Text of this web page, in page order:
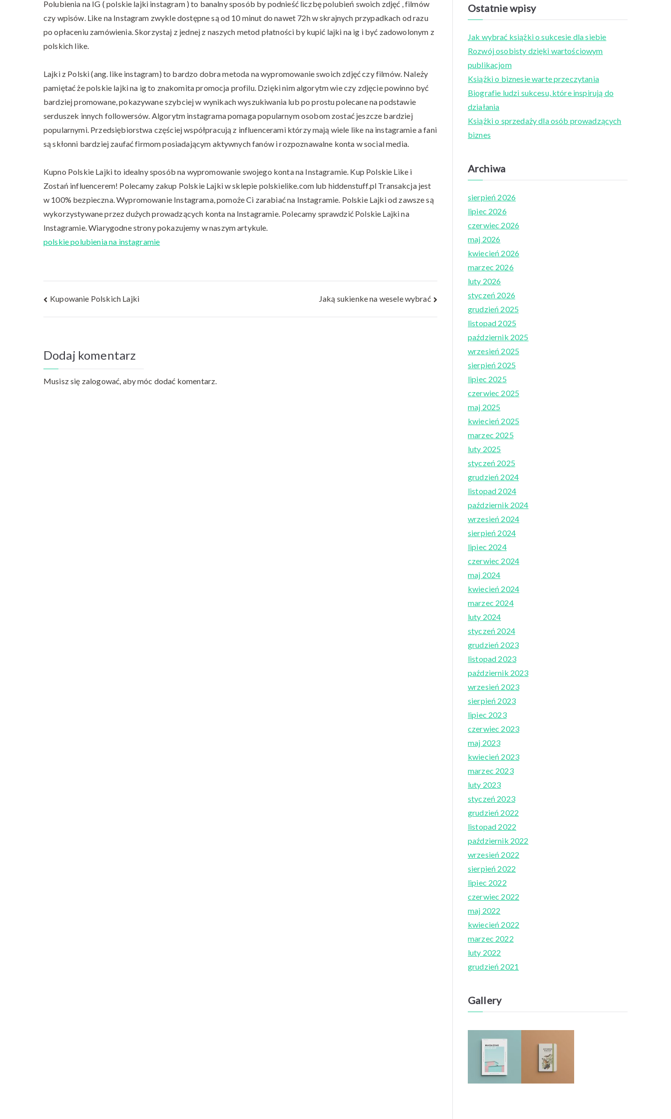
Polskie
Lajki?
Polubienia na IG ( polskie lajki instagram ) to banalny sposób by podnieść liczbę polubień swoich zdjęć , filmów
czy wpisów. Like na Instagram zwykle dostępne są od 10 minut do nawet 72h w skrajnych przypadkach od razu
po opłaceniu zamówienia. Skorzystaj z jednej z naszych metod płatności by kupić lajki na ig i być zadowolonym z
polskich like.
Lajki z Polski (ang. like instagram) to bardzo dobra metoda na wypromowanie swoich zdjęć czy filmów. Należy
pamiętać że polskie lajki na ig to znakomita promocja profilu. Dzięki nim algorytm wie czy zdjęcie powinno być
bardziej promowane, pokazywane szybciej w wynikach wyszukiwania lub po prostu polecane na podstawie
serduszek innych followersów. Algorytm instagrama pomaga popularnym osobom zostać jeszcze bardziej
popularnymi. Przedsiębiorstwa częściej współpracują z influencerami którzy mają wiele like na instagramie a fani
są skłonni bardziej zaufać firmom posiadającym aktywnych fanów i rozpoznawalne konta w social media.
Kupno Polskie Lajki to idealny sposób na wypromowanie swojego konta na Instagramie. Kup Polskie Like i
Zostań influencerem! Polecamy zakup Polskie Lajki w sklepie polskielike.com lub hiddenstuff.pl Transakcja jest
w 100% bezpieczna. Wypromowanie Instagrama, pomoże Ci zarabiać na Instagramie. Polskie Lajki od zawsze są
wykorzystywane przez dużych prowadzących konta na Instagramie. Polecamy sprawdzić Polskie Lajki na
Instagramie. Wiarygodne strony pokazujemy w naszym artykule.
polskie polubienia na instagramie
Nawigacja
wpisu
Kupowanie Polskich Lajki Jaką sukienke na wesele wybrać
Dodaj komentarz
Musisz się zalogować, aby móc dodać komentarz.
Ostatnie wpisy
Jak wybrać książki o sukcesie dla siebie
Rozwój osobisty dzięki wartościowym
publikacjom
Książki o biznesie warte przeczytania
Biografie ludzi sukcesu, które inspirują do
działania
Książki o sprzedaży dla osób prowadzących
biznes
Archiwa
sierpień 2026
lipiec 2026
czerwiec 2026
maj 2026
kwiecień 2026
marzec 2026
luty 2026
styczeń 2026
grudzień 2025
listopad 2025
październik 2025
wrzesień 2025
sierpień 2025
lipiec 2025
czerwiec 2025
maj 2025
kwiecień 2025
marzec 2025
luty 2025
styczeń 2025
grudzień 2024
listopad 2024
październik 2024
wrzesień 2024
sierpień 2024
lipiec 2024
czerwiec 2024
maj 2024
kwiecień 2024
marzec 2024
luty 2024
styczeń 2024
grudzień 2023
listopad 2023
październik 2023
wrzesień 2023
sierpień 2023
lipiec 2023
czerwiec 2023
maj 2023
kwiecień 2023
marzec 2023
luty 2023
styczeń 2023
grudzień 2022
listopad 2022
październik 2022
wrzesień 2022
sierpień 2022
lipiec 2022
czerwiec 2022
maj 2022
kwiecień 2022
marzec 2022
luty 2022
grudzień 2021
Gallery